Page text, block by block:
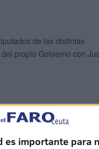
es importante para
de las distintas
propio Gobierno con